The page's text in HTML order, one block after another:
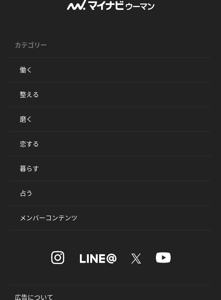
カテゴリー
働く
整える
磨く
恋する
暮らす
占う
メンバーコンテンツ
広告について